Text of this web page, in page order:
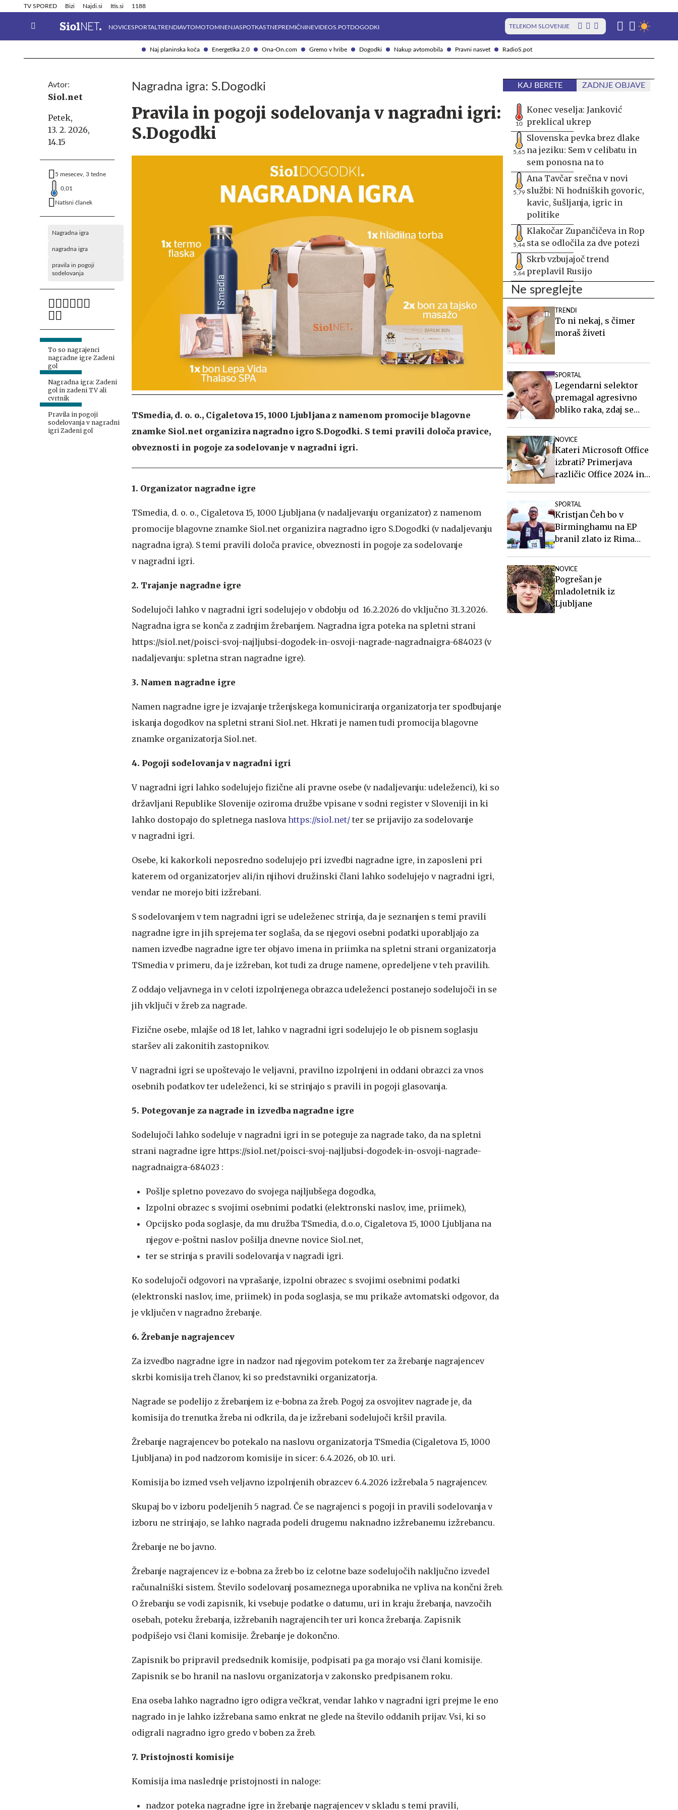
Naj planinska koča Energetika 2.0 Ona-On.com Gremo v hribe Dogodki Nakup avtomobila Pravni nasvet RadioS.pot
TV SPORED Bizi Najdi.si Itis.si 1188
NOVICESPORTAL TRENDIAVTOMOTOMNENJASPOTKASTNEPREMIČNINEVIDEOS.POTDOGODKI TELEKOM SLOVENIJE
Info in obvestila Tehnik
Avtor:
Siol.net
Petek,
13. 2. 2026,
14.15
5 mesecev, 3 tedne
0,01
Natisni članek
Nagradna igra
nagradna igra
pravila in pogoji
sodelovanja
To so nagrajenci
nagradne igre Zadeni
gol
Nagradna igra: Zadeni
gol in zadeni TV ali
cvrtnik
Pravila in pogoji
sodelovanja v nagradni
igri Zadeni gol
Nagradna igra: S.Dogodki
Pravila in pogoji sodelovanja v nagradni igri:
S.Dogodki
TSmedia, d. o. o., Cigaletova 15, 1000 Ljubljana z namenom promocije blagovne
znamke Siol.net organizira nagradno igro S.Dogodki. S temi pravili določa pravice,
obveznosti in pogoje za sodelovanje v nagradni igri.
1. Organizator nagradne igre
TSmedia, d. o. o., Cigaletova 15, 1000 Ljubljana (v nadaljevanju organizator) z namenom
promocije blagovne znamke Siol.net organizira nagradno igro S.Dogodki (v nadaljevanju
nagradna igra). S temi pravili določa pravice, obveznosti in pogoje za sodelovanje
v nagradni igri.
2. Trajanje nagradne igre
Sodelujoči lahko v nagradni igri sodelujejo v obdobju od 16.2.2026 do vključno 31.3.2026.
Nagradna igra se konča z zadnjim žrebanjem. Nagradna igra poteka na spletni strani
https://siol.net/poisci-svoj-najljubsi-dogodek-in-osvoji-nagrade-nagradnaigra-684023 (v
nadaljevanju: spletna stran nagradne igre).
3. Namen nagradne igre
Namen nagradne igre je izvajanje trženjskega komuniciranja organizatorja ter spodbujanje
iskanja dogodkov na spletni strani Siol.net. Hkrati je namen tudi promocija blagovne
znamke organizatorja Siol.net.
4. Pogoji sodelovanja v nagradni igri
V nagradni igri lahko sodelujejo fizične ali pravne osebe (v nadaljevanju: udeleženci), ki so
državljani Republike Slovenije oziroma družbe vpisane v sodni register v Sloveniji in ki
lahko dostopajo do spletnega naslova https://siol.net/ ter se prijavijo za sodelovanje
v nagradni igri.
Osebe, ki kakorkoli neposredno sodelujejo pri izvedbi nagradne igre, in zaposleni pri
katerem od organizatorjev ali/in njihovi družinski člani lahko sodelujejo v nagradni igri,
vendar ne morejo biti izžrebani.
S sodelovanjem v tem nagradni igri se udeleženec strinja, da je seznanjen s temi pravili
nagradne igre in jih sprejema ter soglaša, da se njegovi osebni podatki uporabljajo za
namen izvedbe nagradne igre ter objavo imena in priimka na spletni strani organizatorja
TSmedia v primeru, da je izžreban, kot tudi za druge namene, opredeljene v teh pravilih.
Z oddajo veljavnega in v celoti izpolnjenega obrazca udeleženci postanejo sodelujoči in se
jih vključi v žreb za nagrade.
Fizične osebe, mlajše od 18 let, lahko v nagradni igri sodelujejo le ob pisnem soglasju
staršev ali zakonitih zastopnikov.
V nagradni igri se upoštevajo le veljavni, pravilno izpolnjeni in oddani obrazci za vnos
osebnih podatkov ter udeleženci, ki se strinjajo s pravili in pogoji glasovanja.
5. Potegovanje za nagrade in izvedba nagradne igre
Sodelujoči lahko sodeluje v nagradni igri in se poteguje za nagrade tako, da na spletni
strani nagradne igre https://siol.net/poisci-svoj-najljubsi-dogodek-in-osvoji-nagrade-
nagradnaigra-684023 :
Pošlje spletno povezavo do svojega najljubšega dogodka,
Izpolni obrazec s svojimi osebnimi podatki (elektronski naslov, ime, priimek),
Opcijsko poda soglasje, da mu družba TSmedia, d.o.o, Cigaletova 15, 1000 Ljubljana na
njegov e-poštni naslov pošilja dnevne novice Siol.net,
ter se strinja s pravili sodelovanja v nagradi igri.
Ko sodelujoči odgovori na vprašanje, izpolni obrazec s svojimi osebnimi podatki
(elektronski naslov, ime, priimek) in poda soglasja, se mu prikaže avtomatski odgovor, da
je vključen v nagradno žrebanje.
6. Žrebanje nagrajencev
Za izvedbo nagradne igre in nadzor nad njegovim potekom ter za žrebanje nagrajencev
skrbi komisija treh članov, ki so predstavniki organizatorja.
Nagrade se podelijo z žrebanjem iz e-bobna za žreb. Pogoj za osvojitev nagrade je, da
komisija do trenutka žreba ni odkrila, da je izžrebani sodelujoči kršil pravila.
Žrebanje nagrajencev bo potekalo na naslovu organizatorja TSmedia (Cigaletova 15, 1000
Ljubljana) in pod nadzorom komisije in sicer: 6.4.2026, ob 10. uri.
Komisija bo izmed vseh veljavno izpolnjenih obrazcev 6.4.2026 izžrebala 5 nagrajencev.
Skupaj bo v izboru podeljenih 5 nagrad. Če se nagrajenci s pogoji in pravili sodelovanja v
izboru ne strinjajo, se lahko nagrada podeli drugemu naknadno izžrebanemu izžrebancu.
Žrebanje ne bo javno.
Žrebanje nagrajencev iz e-bobna za žreb bo iz celotne baze sodelujočih naključno izvedel
računalniški sistem. Število sodelovanj posameznega uporabnika ne vpliva na končni žreb.
O žrebanju se vodi zapisnik, ki vsebuje podatke o datumu, uri in kraju žrebanja, navzočih
osebah, poteku žrebanja, izžrebanih nagrajencih ter uri konca žrebanja. Zapisnik
podpišejo vsi člani komisije. Žrebanje je dokončno.
Zapisnik bo pripravil predsednik komisije, podpisati pa ga morajo vsi člani komisije.
Zapisnik se bo hranil na naslovu organizatorja v zakonsko predpisanem roku.
Ena oseba lahko nagradno igro odigra večkrat, vendar lahko v nagradni igri prejme le eno
nagrado in je lahko izžrebana samo enkrat ne glede na število oddanih prijav. Vsi, ki so
odigrali nagradno igro gredo v boben za žreb.
7. Pristojnosti komisije
Komisija ima naslednje pristojnosti in naloge:
nadzor poteka nagradne igre in žrebanje nagrajencev v skladu s temi pravili,
KAJ BERETE ZADNJE OBJAVE
10
Konec veselja: Janković
preklical ukrep
5,65
Slovenska pevka brez dlake
na jeziku: Sem v celibatu in
sem ponosna na to
5,79
Ana Tavčar srečna v novi
službi: Ni hodniških govoric,
kavic, šušljanja, igric in
politike
5,44
Klakočar Zupančičeva in Rop
sta se odločila za dve potezi
5,64
Skrb vzbujajoč trend
preplavil Rusijo
Ne spreglejte
TRENDI
To ni nekaj, s čimer
moraš živeti
SPORTAL
Legendarni selektor
premagal agresivno
obliko raka, zdaj se
NOVICE
Kateri Microsoft Office
izbrati? Primerjava
različic Office 2024 in
SPORTAL
Kristjan Čeh bo v
Birminghamu na EP
branil zlato iz Rima
NOVICE
Pogrešan je
mladoletnik iz
Ljubljane